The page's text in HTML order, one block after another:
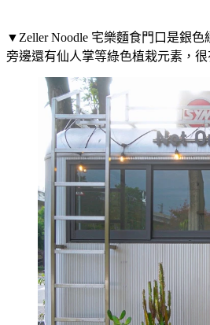
▼Zeller Noodle 宅樂麵食門口是銀色
旁邊還有仙人掌等綠色植栽元素，